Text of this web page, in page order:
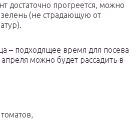
достаточно прогреется, можно
зелень (не страдающую от
– подходящее время для посева
можно будет рассадить в